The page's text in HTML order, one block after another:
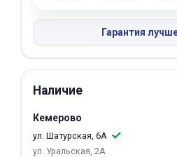
Гарантия
Наличие
Кемерово
ул. Шатурская, 6А
ул. Уральская, 2А
недели